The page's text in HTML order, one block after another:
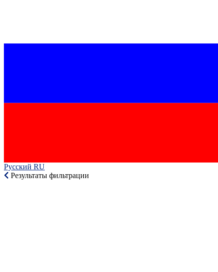
Русский RU‎
Результаты фильтрации